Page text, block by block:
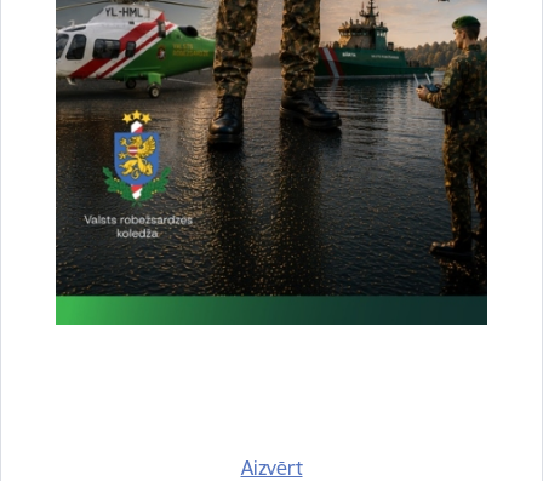
Aizvērt
Drukāt lapu
Dalīties